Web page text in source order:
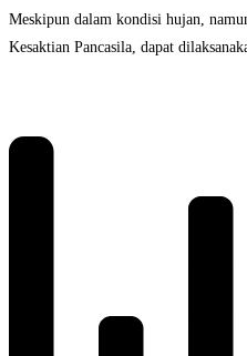
Meskipun dalam kondisi hujan,
Kesaktian Pancasila, dapat